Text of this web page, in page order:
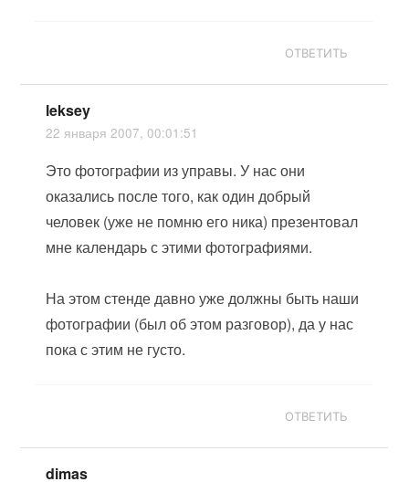
ОТВЕТИТЬ
leksey
22 января 2007, 00:01:51
Это фотографии из управы. У нас они
оказались после того, как один добрый
человек (уже не помню его ника) презентовал
мне календарь с этими фотографиями.
На этом стенде давно уже должны быть наши
фотографии (был об этом разговор), да у нас
пока с этим не густо.
ОТВЕТИТЬ
dimas